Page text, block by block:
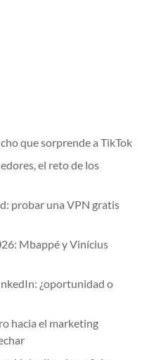
que sorprende a TikTok
el reto de los
probar una VPN gratis
Mbappé y Vinícius
¿oportunidad o
hacia el marketing